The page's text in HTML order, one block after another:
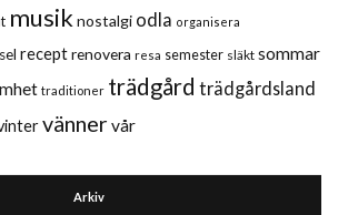
musik nostalgi odla organisera
receptrenovera resa semester släkt sommar
traditioner trädgård trädgårdsland
vänner vår
Arkiv